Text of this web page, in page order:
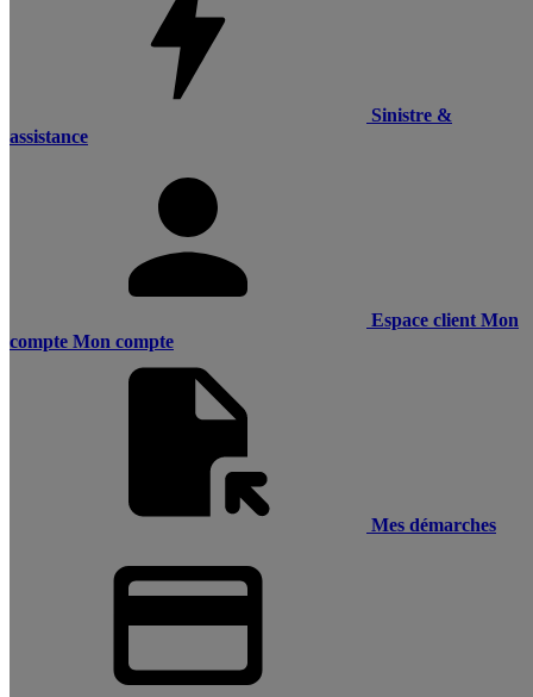
Sinistre &
assistance
Espace client Mon
compte Mon compte
Mes démarches